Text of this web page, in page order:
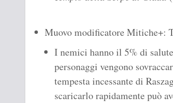
Muovo modificatore Mitiche+:
I nemici hanno il 5% di
personaggi vengono
tempesta incessante di
scaricarlo rapidamente può